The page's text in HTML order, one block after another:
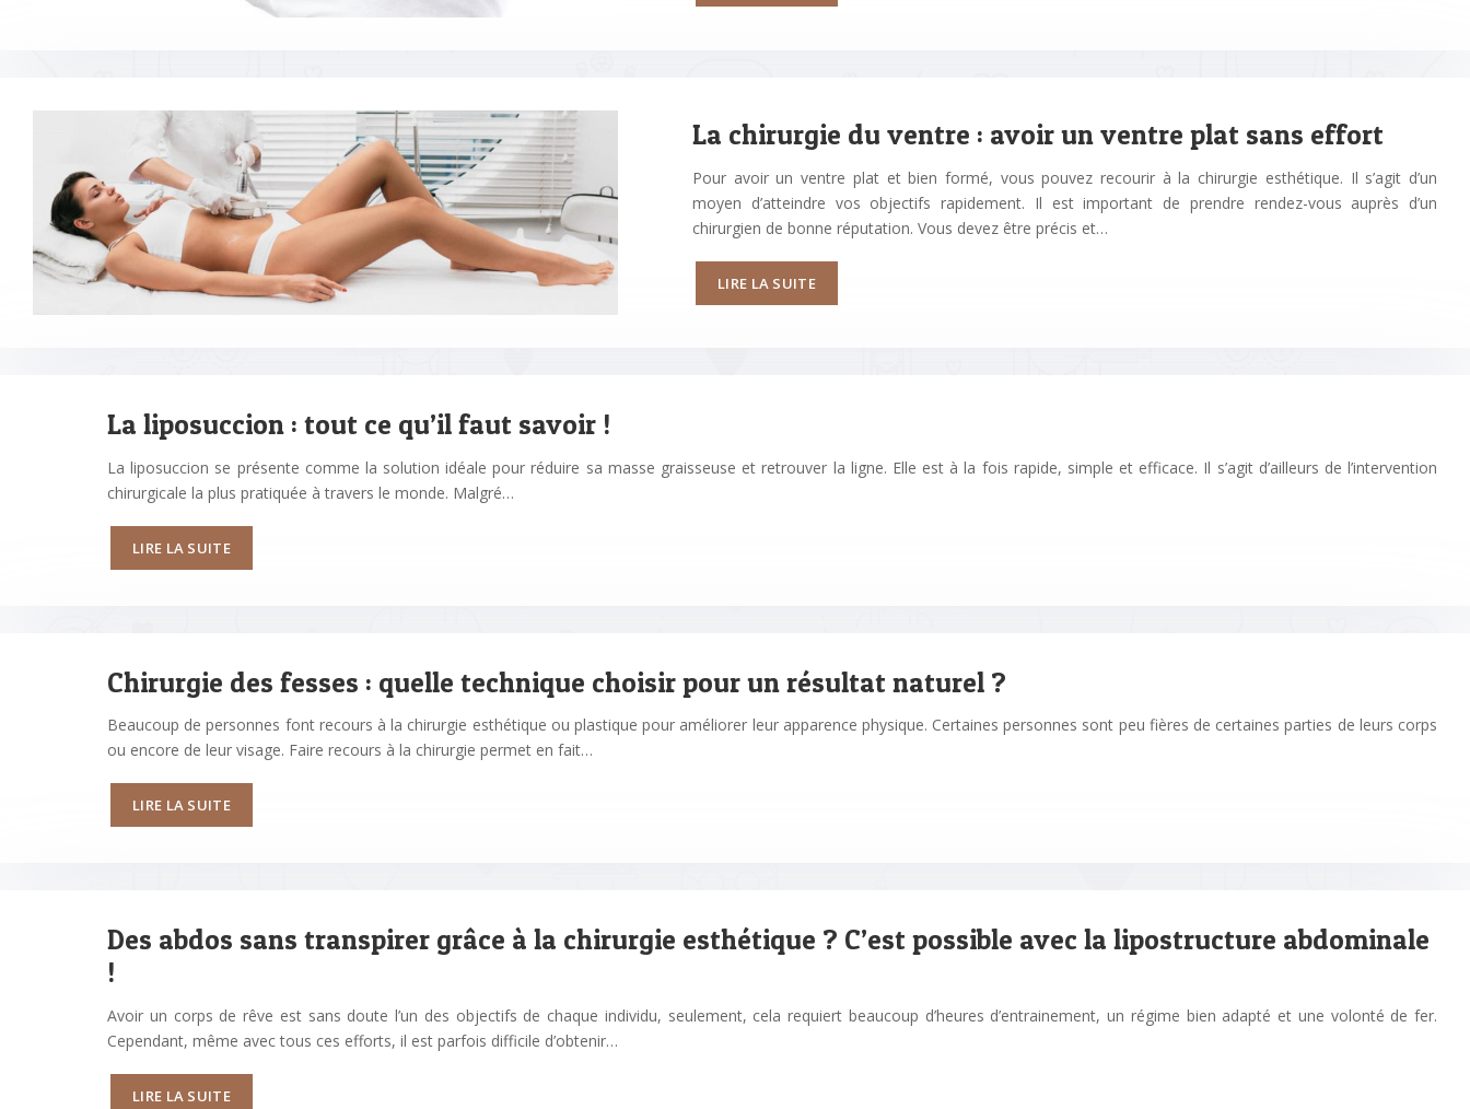
La chirurgie du ventre : avoir un ventre plat sans effort
Pour avoir un ventre plat et bien formé, vous pouvez recourir à la chirurgie esthétique. Il s’agit d’un
moyen d’atteindre vos objectifs rapidement. Il est important de prendre rendez-vous auprès d’un
chirurgien de bonne réputation. Vous devez être précis et…
LIRE LA SUITE
La liposuccion : tout ce qu’il faut savoir !
La liposuccion se présente comme la solution idéale pour réduire sa masse graisseuse et retrouver la ligne. Elle est à la fois rapide, simple et efficace. Il s’agit d’ailleurs de l’intervention
chirurgicale la plus pratiquée à travers le monde. Malgré…
LIRE LA SUITE
Chirurgie des fesses : quelle technique choisir pour un résultat naturel ?
Beaucoup de personnes font recours à la chirurgie esthétique ou plastique pour améliorer leur apparence physique. Certaines personnes sont peu fières de certaines parties de leurs corps
ou encore de leur visage. Faire recours à la chirurgie permet en fait…
LIRE LA SUITE
Des abdos sans transpirer grâce à la chirurgie esthétique ? C’est possible avec la lipostructure abdominale
!
Avoir un corps de rêve est sans doute l’un des objectifs de chaque individu, seulement, cela requiert beaucoup d’heures d’entrainement, un régime bien adapté et une volonté de fer.
Cependant, même avec tous ces efforts, il est parfois difficile d’obtenir…
LIRE LA SUITE